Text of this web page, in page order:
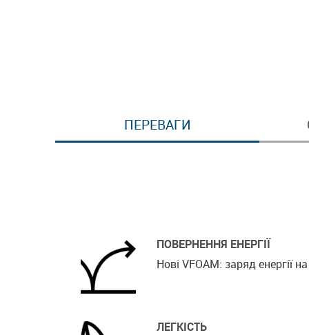
ПЕРЕВАГИ
ПОВЕРНЕННЯ ЕНЕРГІЇ
Нові VFOAM: заряд енергії
ЛЕГКІСТЬ